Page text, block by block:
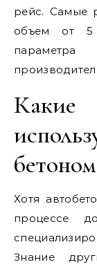
рейс. Самые
объем от 5
Хотя
процессе
Знание